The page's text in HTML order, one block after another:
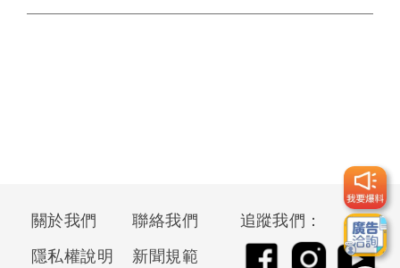
關於我們
聯絡我們
隱私權說明
新聞規範
追蹤我們：